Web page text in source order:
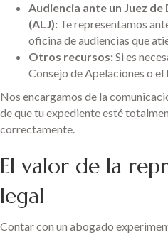
Audiencia ante un Juez
(ALJ): Te representamos
oficina de audiencias que
Otros recursos:Si es
Consejo de Apelaciones o
Nos encargamos de la
de que tu expediente esté
correctamente.
El valor de la
legal
Contar con un abogado